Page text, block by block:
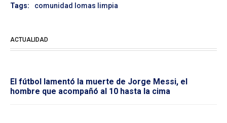
Tags: comunidad lomas limpia
ACTUALIDAD
El fútbol lamentó la muerte de Jorge Messi, el
hombre que acompañó al 10 hasta la cima